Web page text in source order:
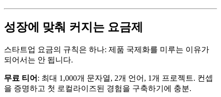
성장에 맞춰 커지는 요금제
스타트업 요금의 규칙은 하나: 제품 국제화를 미루는 이유가
되어서는 안 됩니다.
무료 티어 : 최대 1,000개 문자열, 2개 언어, 1개 프로젝트. 컨셉
을 증명하고 첫 로컬라이즈된 경험을 구축하기에 충분.